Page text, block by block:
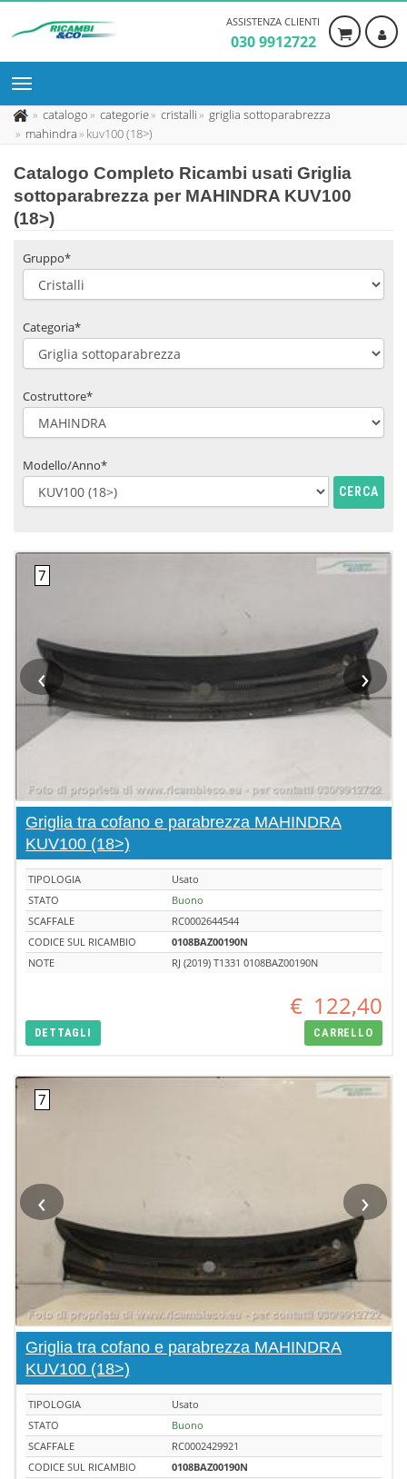
ASSISTENZA CLIENTI
030 9912722
catalogo categorie cristalli
griglia sottoparabrezza
mahindra
kuv100 (18>)
Catalogo Completo Ricambi usati Griglia
sottoparabrezza per MAHINDRA KUV100
(18>)
Gruppo*
Categoria*
Costruttore*
Modello/Anno*
CERCA
‹ ›
Griglia tra cofano e parabrezza MAHINDRA
KUV100 (18>)
TIPOLOGIA
Usato
STATO
Buono
SCAFFALE
RC0002644544
CODICE SUL RICAMBIO
0108BAZ00190N
NOTE
RJ (2019) T1331 0108BAZ00190N
€ 122,40
DETTAGLI CARRELLO
‹ ›
Griglia tra cofano e parabrezza MAHINDRA
KUV100 (18>)
TIPOLOGIA
Usato
STATO
Buono
SCAFFALE
RC0002429921
CODICE SUL RICAMBIO
0108BAZ00190N